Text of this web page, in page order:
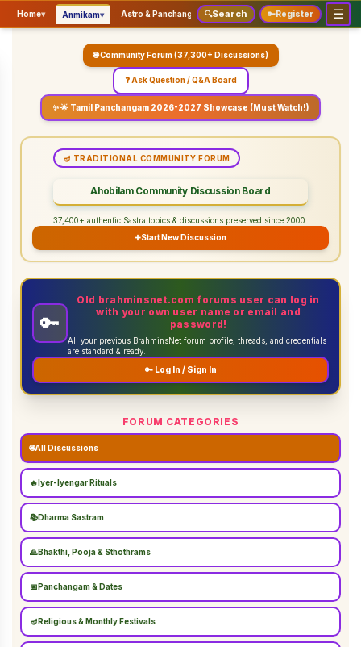
Home▾ Anmikam▾ Astro & Panchangam▾ Vaidhikam & Sastram▾
🔍Search 🔑Register ☰
🌐 Community Forum (37,300+ Discussions)
❓ Ask Question / Q&A Board
✨ 🌟 Tamil Panchangam 2026-2027 Showcase (Must Watch!)
🪔 TRADITIONAL COMMUNITY FORUM
Ahobilam Community Discussion Board
37,400+ authentic Sastra topics & discussions preserved since 2000.
➕Start New Discussion
🔑
Old brahminsnet.com forums user can log in
with your own user name or email and
password!
All your previous BrahminsNet forum profile, threads, and credentials
are standard & ready.
🔑 Log In / Sign In
FORUM CATEGORIES
🌐All Discussions
🔥 Iyer-Iyengar Rituals
📚Dharma Sastram
🙏Bhakthi, Pooja & Sthothrams
📅 Panchangam & Dates
🪔 Religious & Monthly Festivals